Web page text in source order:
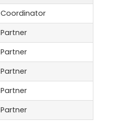
Coordinator
Partner
Partner
Partner
Partner
Partner